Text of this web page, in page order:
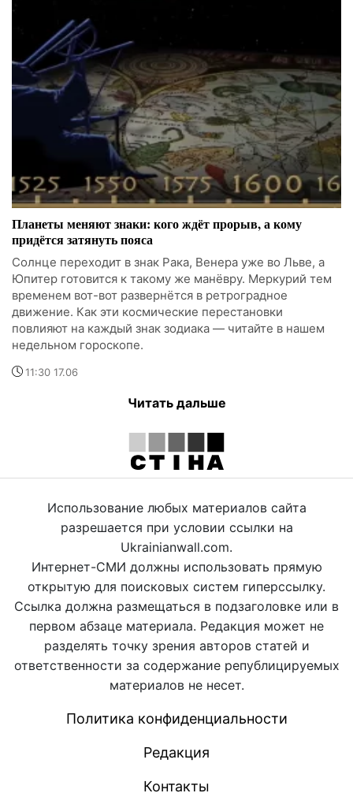
Планеты меняют знаки: кого ждёт прорыв, а кому
придётся затянуть пояса
Солнце переходит в знак Рака, Венера уже во Льве, а
Юпитер готовится к такому же манёвру. Меркурий тем
временем вот-вот развернётся в ретроградное
движение. Как эти космические перестановки
повлияют на каждый знак зодиака — читайте в нашем
недельном гороскопе.
11:30 17.06
Читать дальше
Использование любых материалов сайта
разрешается при условии ссылки на
Ukrainianwall.com.
Интернет-СМИ должны использовать прямую
открытую для поисковых систем гиперссылку.
Ссылка должна размещаться в подзаголовке или в
первом абзаце материала. Редакция может не
разделять точку зрения авторов статей и
ответственности за содержание републицируемых
материалов не несет.
Политика конфиденциальности
Редакция
Контакты